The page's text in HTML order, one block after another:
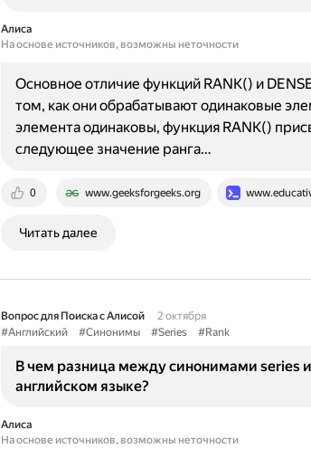
Алиса
На основе источников, возможны неточности
0 www.geeksforgeeks.org
Основное отличие функций RANK() и
том, как они обрабатывают одинаковые
элемента одинаковы, функция RANK()
следующее значение ранга…
Читать далее
Вопрос для Поиска с Алисой
2 октября
#Английский
#Синонимы #Series #Rank
В чем разница между синонимами series
английском языке?
Алиса
На основе источников, возможны неточности